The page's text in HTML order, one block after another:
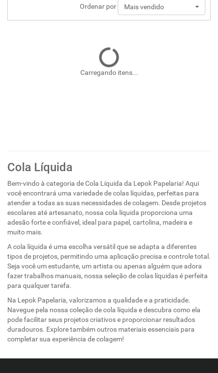
Ordenar por Mais vendido
Carregando itens...
Cola Líquida
Bem-vindo à categoria de Cola Líquida da Lepok Papelaria! Aqui
você encontrará uma variedade de colas líquidas, perfeitas para
atender a todas as suas necessidades de colagem. Desde projetos
escolares até artesanato, nossa cola líquida proporciona uma
adesão forte e confiável, ideal para papel, cartolina, madeira e
muito mais.
A cola líquida é uma escolha versátil que se adapta a diferentes
tipos de projetos, permitindo uma aplicação precisa e controle total.
Seja você um estudante, um artista ou apenas alguém que adora
fazer trabalhos manuais, nossa seleção de colas líquidas é perfeita
para qualquer tarefa.
Na Lepok Papelaria, valorizamos a qualidade e a praticidade.
Navegue pela nossa coleção de cola líquida e descubra como ela
pode facilitar seus projetos criativos e proporcionar resultados
duradouros. Explore também outros materiais essenciais para
completar sua experiência de colagem!